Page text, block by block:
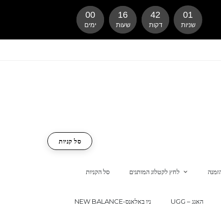
סל הקניות לחץ לקטלוג המותגים
NEW BALANCE-ניו באלאנס UGG – האגג
סל קניות
00
ימים
16
שעות
42
דקות
00
שניות